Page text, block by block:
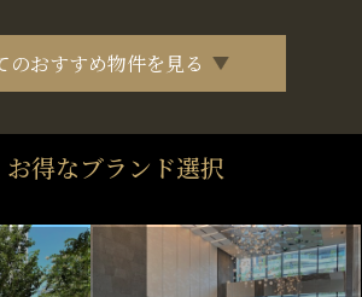
のおすすめ物件を見る
お得なブランド選択